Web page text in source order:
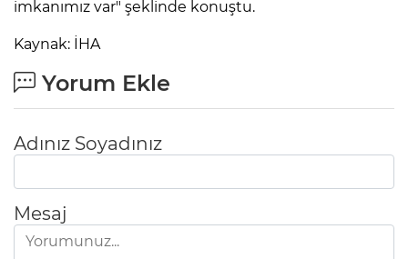
imkanımız var" şeklinde konuştu.
Kaynak: İHA
Yorum Ekle
Adınız Soyadınız
Mesaj